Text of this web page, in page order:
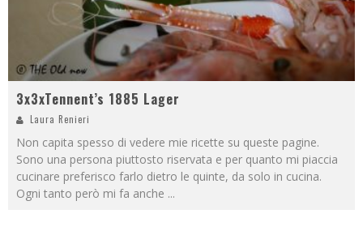
3x3xTennent’s 1885 Lager
Laura Renieri
Non capita spesso di vedere mie ricette su queste pagine.
Sono una persona piuttosto riservata e per quanto mi piaccia
cucinare preferisco farlo dietro le quinte, da solo in cucina.
Ogni tanto però mi fa anche ...